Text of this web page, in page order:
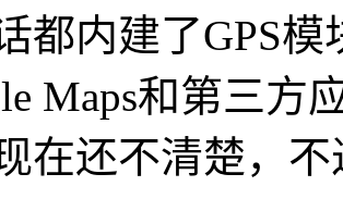
都内建了GPS模
Maps和第三方
在还不清楚，